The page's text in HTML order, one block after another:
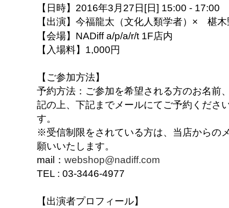
【日時】2016年3月27日[日] 15:00 - 17:00
【出演】今福龍太（文化人類学者）× 椹
【会場】NADiff a/p/a/r/t 1F店内
【入場料】1,000円
【ご参加方法】
予約方法：ご参加を希望される方のお名前
記の上、下記までメールにてご予約くださ
す。
※受信制限をされている方は、当店からの
願いいたします。
mail： webshop@nadiff.com
TEL : 03-3446-4977
【出演者プロフィール】